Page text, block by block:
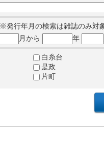
※発行年月の検索は雑誌のみ対
月から 年
白糸台
是政
片町